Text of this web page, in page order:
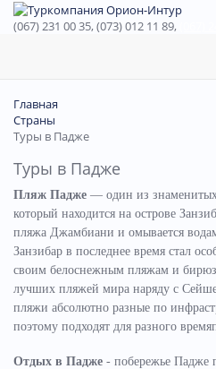
(067) 231 00 35, (073) 012 11 89,
Главная
Страны
Туры в Падже
Туры в Падже
Пляж Падже — один из
который находится на острове
пляжа Джамбиани и омывается
Занзибар в последнее время стал
своим белоснежным пляжам и
лучших пляжей мира наряду с
пляжи абсолютно разные по
поэтому подходят для разного
Отдых в Падже - побережье Падже